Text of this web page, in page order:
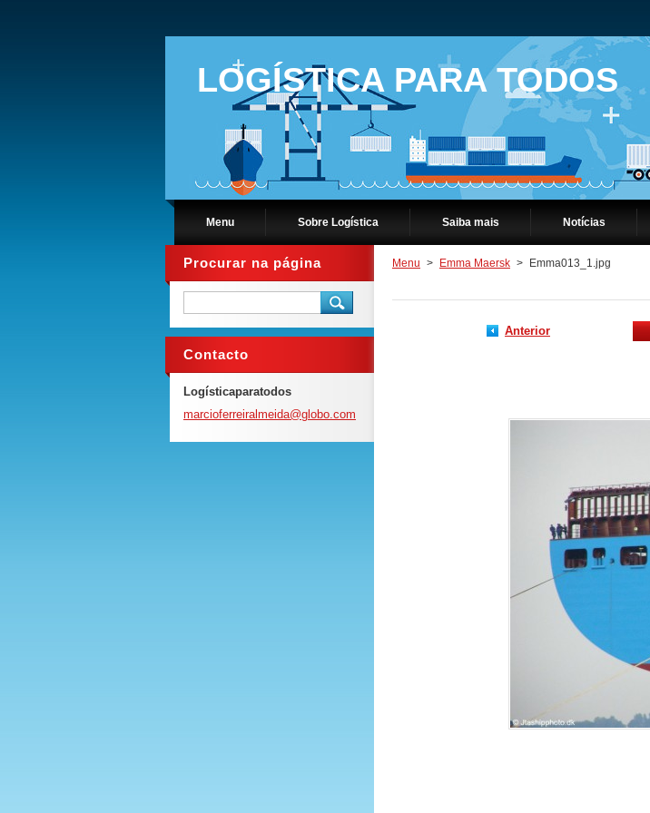
LOGÍSTICA PARA TODOS
Menu Sobre Logística Saiba mais Notícias
Menu > Emma Maersk > Emma013_1.jpg
Anterior
Procurar na página
Contacto
Logísticaparatodos
marcioferreiralmeida@globo.com